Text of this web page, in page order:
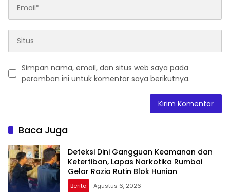
Simpan nama, email, dan situs web saya pada
peramban ini untuk komentar saya berikutnya.
Baca Juga
Deteksi Dini Gangguan Keamanan dan
Ketertiban, Lapas Narkotika Rumbai
Gelar Razia Rutin Blok Hunian
Berita Agustus 6, 2026